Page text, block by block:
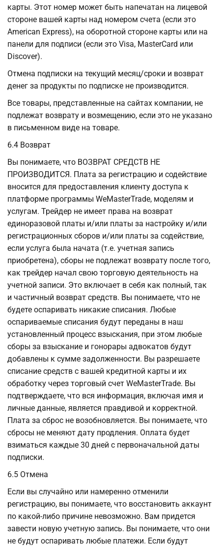
карты. Этот номер может быть напечатан на лицевой
стороне вашей карты над номером счета (если это
American Express), на оборотной стороне карты или на
панели для подписи (если это Visa, MasterCard или
Discover).
Отмена подписки на текущий месяц/сроки и возврат
денег за продукты по подписке не производится.
Все товары, представленные на сайтах компании, не
подлежат возврату и возмещению, если это не указано
в письменном виде на товаре.
6.4 Возврат
Вы понимаете, что ВОЗВРАТ СРЕДСТВ НЕ
ПРОИЗВОДИТСЯ. Плата за регистрацию и содействие
вносится для предоставления клиенту доступа к
платформе программы WeMasterTrade, моделям и
услугам. Трейдер не имеет права на возврат
единоразовой платы и/или платы за настройку и/или
регистрационных сборов и/или платы за содействие,
если услуга была начата (т.е. учетная запись
приобретена), сборы не подлежат возврату после того,
как трейдер начал свою торговую деятельность на
учетной записи. Это включает в себя как полный, так
и частичный возврат средств. Вы понимаете, что не
будете оспаривать никакие списания. Любые
оспариваемые списания будут переданы в наш
установленный процесс взыскания, при этом любые
сборы за взыскание и гонорары адвокатов будут
добавлены к сумме задолженности. Вы разрешаете
списание средств с вашей кредитной карты и их
обработку через торговый счет WeMasterTrade. Вы
подтверждаете, что вся информация, включая имя и
личные данные, является правдивой и корректной.
Плата за сброс не возобновляется. Вы понимаете, что
сбросы не меняют дату продления. Оплата будет
взиматься каждые 30 дней с первоначальной даты
подписки.
6.5 Отмена
Если вы случайно или намеренно отменили
регистрацию, вы понимаете, что восстановить аккаунт
по какой-либо причине невозможно. Вам придется
завести новую учетную запись. Вы понимаете, что они
не будут оспаривать любые платежи. Если будут